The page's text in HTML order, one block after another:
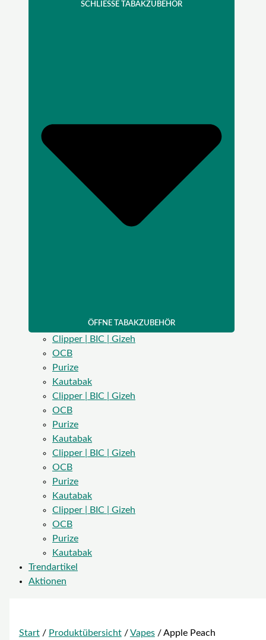
SCHLIESSE TABAKZUBEHÖR
ÖFFNE TABAKZUBEHÖR
Clipper | BIC | Gizeh
OCB
Purize
Kautabak
Clipper | BIC | Gizeh
OCB
Purize
Kautabak
Clipper | BIC | Gizeh
OCB
Purize
Kautabak
Clipper | BIC | Gizeh
OCB
Purize
Kautabak
Trendartikel
Aktionen
Start/ Produktübersicht/ Vapes/ Apple Peach